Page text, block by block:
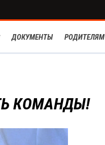
ДОКУМЕНТЫ РОДИТЕЛЯМ
КОМАНДЫ!